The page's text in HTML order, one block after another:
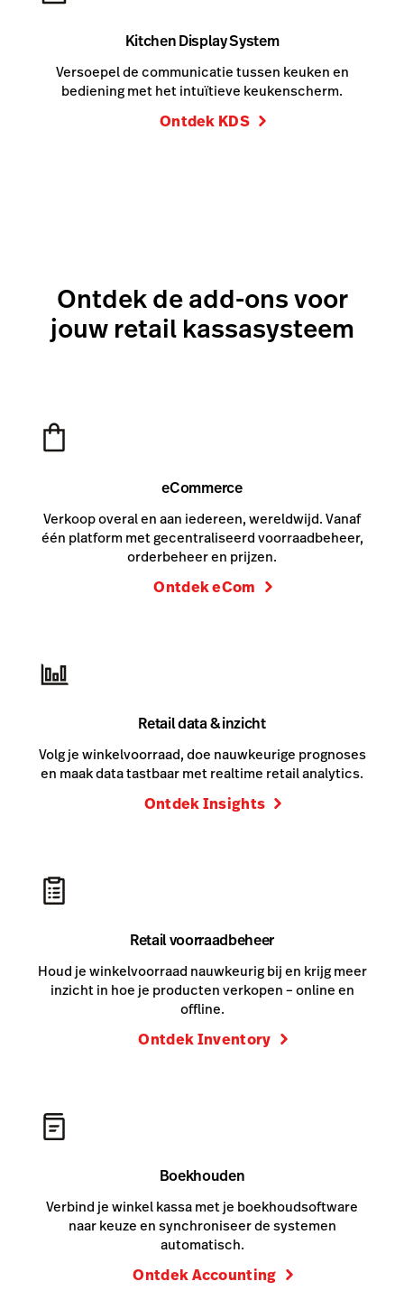
Kitchen Display System
Versoepel de communicatie tussen keuken en
bediening met het intuïtieve keukenscherm.
Ontdek KDS
Ontdek de add-ons voor
jouw retail kassasysteem
eCommerce
Verkoop overal en aan iedereen, wereldwijd. Vanaf
één platform met gecentraliseerd voorraadbeheer,
orderbeheer en prijzen.
Ontdek eCom
Retail data & inzicht
Volg je winkelvoorraad, doe nauwkeurige prognoses
en maak data tastbaar met realtime retail analytics.
Ontdek Insights
Retail voorraadbeheer
Houd je winkelvoorraad nauwkeurig bij en krijg meer
inzicht in hoe je producten verkopen – online en
offline.
Ontdek Inventory
Boekhouden
Verbind je winkel kassa met je boekhoudsoftware
naar keuze en synchroniseer de systemen
automatisch.
Ontdek Accounting